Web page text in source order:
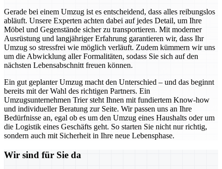
Gerade bei einem Umzug ist es entscheidend, dass alles reibungslos
abläuft. Unsere Experten achten dabei auf jedes Detail, um Ihre
Möbel und Gegenstände sicher zu transportieren. Mit moderner
Ausrüstung und langjähriger Erfahrung garantieren wir, dass Ihr
Umzug so stressfrei wie möglich verläuft. Zudem kümmern wir uns
um die Abwicklung aller Formalitäten, sodass Sie sich auf den
nächsten Lebensabschnitt freuen können.
Ein gut geplanter Umzug macht den Unterschied – und das beginnt
bereits mit der Wahl des richtigen Partners. Ein
Umzugsunternehmen Trier steht Ihnen mit fundiertem Know-how
und individueller Beratung zur Seite. Wir passen uns an Ihre
Bedürfnisse an, egal ob es um den Umzug eines Haushalts oder um
die Logistik eines Geschäfts geht. So starten Sie nicht nur richtig,
sondern auch mit Sicherheit in Ihre neue Lebensphase.
Wir sind für Sie da